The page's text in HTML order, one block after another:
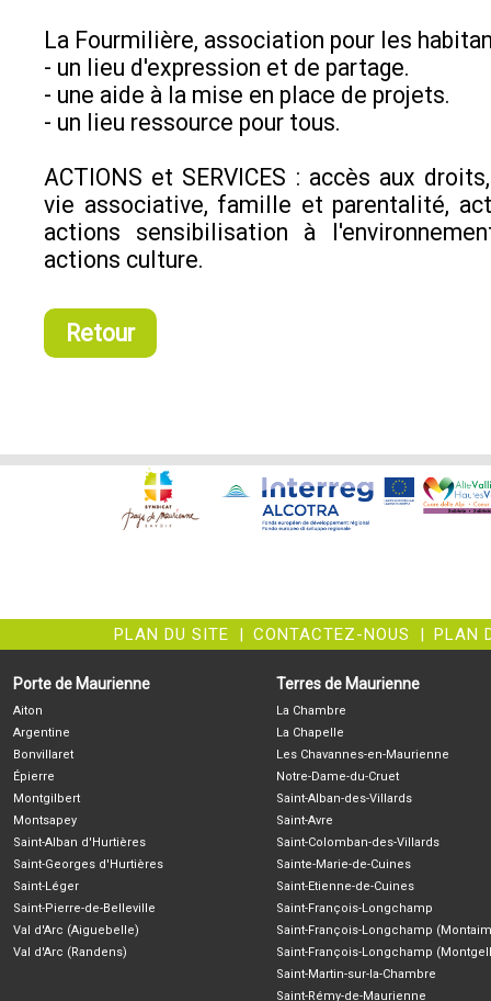
La Fourmilière, association pour les
- un lieu d'expression et de partage.
- une aide à la mise en place de projets.
- un lieu ressource pour tous.
ACTIONS et SERVICES : accès aux
vie associative, famille et parentalité,
actions sensibilisation à
actions culture.
Retour
PLAN DU SITE | CONTACTEZ-NOUS | PLAN
Porte de Maurienne
Aiton
Argentine
Bonvillaret
Épierre
Montgilbert
Montsapey
Saint-Alban d'Hurtières
Saint-Georges d'Hurtières
Saint-Léger
Saint-Pierre-de-Belleville
Val d'Arc (Aiguebelle)
Val d'Arc (Randens)
Terres de Maurienne
La Chambre
La Chapelle
Les Chavannes-en-Maurienne
Notre-Dame-du-Cruet
Saint-Alban-des-Villards
Saint-Avre
Saint-Colomban-des-Villards
Sainte-Marie-de-Cuines
Saint-Etienne-de-Cuines
Saint-François-Longchamp
Saint-François-Longchamp
Saint-François-Longchamp
Saint-Martin-sur-la-Chambre
Saint-Rémy-de-Maurienne